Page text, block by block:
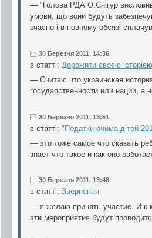
— "Голова РДА О.Снігур
умови, що вони будуть
вчасно і в повному обсязі
30 Березня 2011, 14:36
в статті: Дорожити своєю історією
— Считаю что украинская
государственности или нации,
30 Березня 2011, 13:51
в статті: "Податки очима дітей-
— это тоже самое что сказать
знает что такое и как оно
30 Березня 2011, 13:48
в статті: Звернення
— я желаю принять участие. И к
эти мероприятия будут